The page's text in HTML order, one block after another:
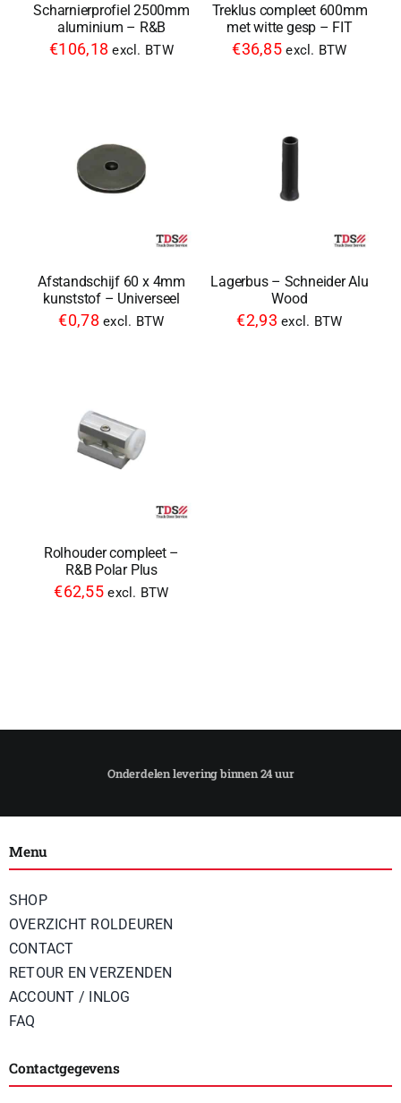
Scharnierprofiel 2500mm
aluminium – R&B
€106,18 excl. BTW
Treklus compleet 600mm
met witte gesp – FIT
€36,85 excl. BTW
Afstandschijf 60 x 4mm
kunststof – Universeel
€0,78 excl. BTW
Lagerbus – Schneider Alu
Wood
€2,93 excl. BTW
Rolhouder compleet –
R&B Polar Plus
€62,55 excl. BTW
Menu
SHOP
OVERZICHT ROLDEUREN
CONTACT
RETOUR EN VERZENDEN
ACCOUNT / INLOG
FAQ
Contactgegevens